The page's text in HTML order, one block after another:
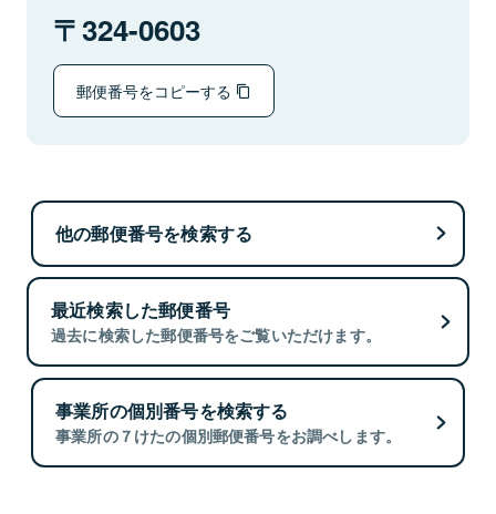
324-0603
郵便番号をコピーする
他の郵便番号を検索する
最近検索した郵便番号
過去に検索した郵便番号をご覧いただけます。
事業所の個別番号を検索する
事業所の７けたの個別郵便番号をお調べします。